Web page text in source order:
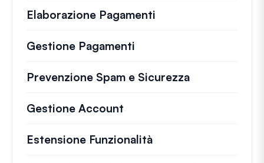
Elaborazione Pagamenti
Gestione Pagamenti
Prevenzione Spam e Sicurezza
Gestione Account
Estensione Funzionalità